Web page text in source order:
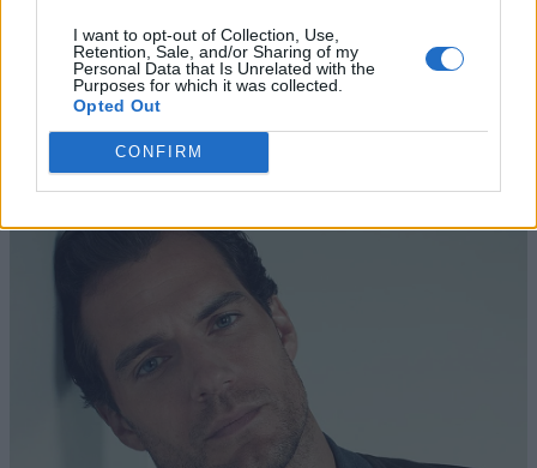
I want to opt-out of Collection, Use,
Retention, Sale, and/or Sharing of my
Personal Data that Is Unrelated with the
Purposes for which it was collected.
Opted Out
CONFIRM